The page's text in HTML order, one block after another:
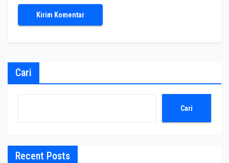
Cari
Cari
Recent Posts